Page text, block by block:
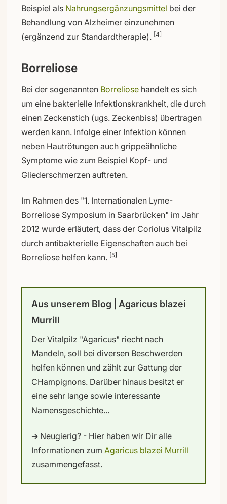
Beispiel als Nahrungsergänzungsmittel bei der
Behandlung von Alzheimer einzunehmen
(ergänzend zur Standardtherapie). [4]
Borreliose
Bei der sogenannten Borreliose handelt es sich
um eine bakterielle Infektionskrankheit, die durch
einen Zeckenstich (ugs. Zeckenbiss) übertragen
werden kann. Infolge einer Infektion können
neben Hautrötungen auch grippeähnliche
Symptome wie zum Beispiel Kopf- und
Gliederschmerzen auftreten.
Im Rahmen des "1. Internationalen Lyme-
Borreliose Symposium in Saarbrücken" im Jahr
2012 wurde erläutert, dass der Coriolus Vitalpilz
durch antibakterielle Eigenschaften auch bei
Borreliose helfen kann. [5]
Aus unserem Blog | Agaricus blazei
Murrill
Der Vitalpilz "Agaricus" riecht nach
Mandeln, soll bei diversen Beschwerden
helfen können und zählt zur Gattung der
CHampignons. Darüber hinaus besitzt er
eine sehr lange sowie interessante
Namensgeschichte...
➔ Neugierig? - Hier haben wir Dir alle
Informationen zum Agaricus blazei Murrill
zusammengefasst.